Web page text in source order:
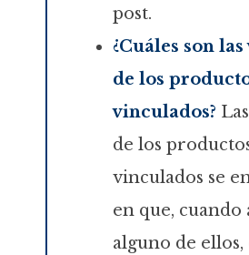
post.
¿Cuáles son
de los
vinculados?
de los
vinculados se
en que, cuando
alguno de ellos,